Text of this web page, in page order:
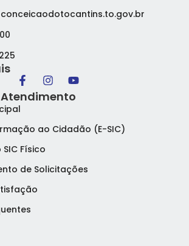
ao Cidadão (E-SIC)
Físico
de Solicitações